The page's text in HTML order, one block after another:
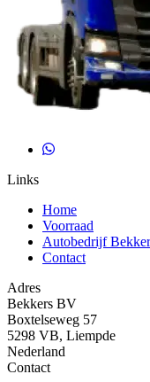
Links
Home
Voorraad
Autobedrijf
Contact
Adres
Bekkers BV
Boxtelseweg 57
5298 VB, Liempde
Nederland
Contact